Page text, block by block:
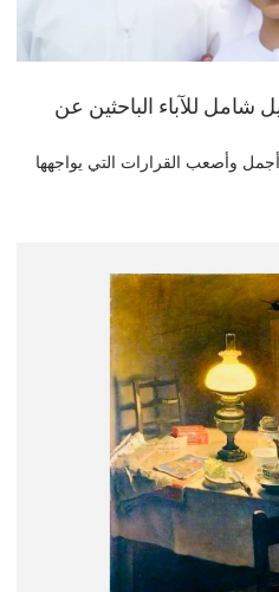
شامل للآباء الباحثين عن
وأصعب القرارات التي يواجهها